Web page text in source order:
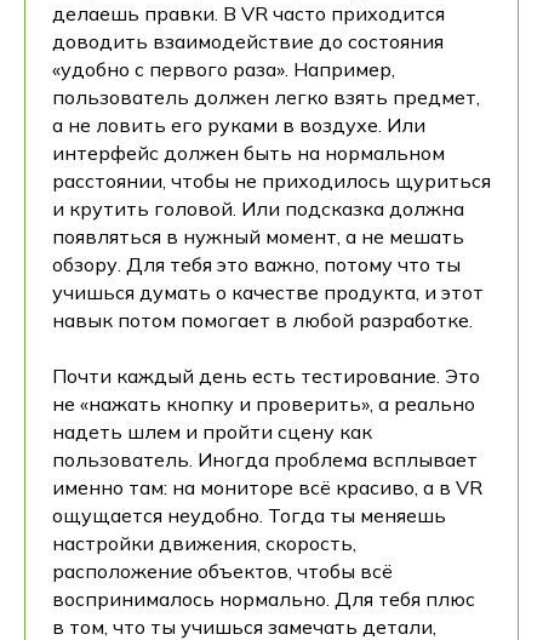
делаешь правки. В VR часто приходится
доводить взаимодействие до состояния
«удобно с первого раза». Например,
пользователь должен легко взять предмет,
а не ловить его руками в воздухе. Или
интерфейс должен быть на нормальном
расстоянии, чтобы не приходилось щуриться
и крутить головой. Или подсказка должна
появляться в нужный момент, а не мешать
обзору. Для тебя это важно, потому что ты
учишься думать о качестве продукта, и этот
навык потом помогает в любой разработке.
Почти каждый день есть тестирование. Это
не «нажать кнопку и проверить», а реально
надеть шлем и пройти сцену как
пользователь. Иногда проблема всплывает
именно там: на мониторе всё красиво, а в VR
ощущается неудобно. Тогда ты меняешь
настройки движения, скорость,
расположение объектов, чтобы всё
воспринималось нормально. Для тебя плюс
в том, что ты учишься замечать детали,